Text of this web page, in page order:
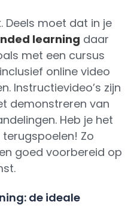
Deels moet dat in je
learning daar
met een cursus
online video
Instructievideo’s zijn
demonstreren van
Heb je het
terugspoelen! Zo
goed voorbereid op
de ideale